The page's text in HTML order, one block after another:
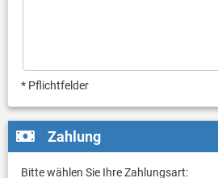
* Pflichtfelder
Zahlung
Bitte wählen Sie Ihre Zahlungsart: